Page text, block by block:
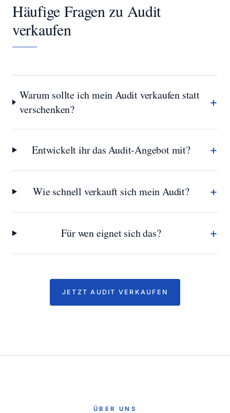
Häufige Fragen zu Audit
verkaufen
Warum sollte ich mein Audit verkaufen statt
verschenken?
+
Entwickelt ihr das Audit-Angebot mit? +
Wie schnell verkauft sich mein Audit? +
Für wen eignet sich das? +
JETZT AUDIT VERKAUFEN
ÜBER UNS